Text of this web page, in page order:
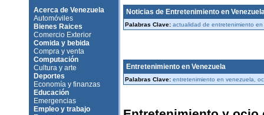
Acerca de Venezuela
Automóviles
Bienes Raices
Comercio Exterior
Comida y bebida
Compra y venta
Computación
Cultura y arte
Deportes
Economía y finanzas
Educación
Emergencias
Empleo y trabajo
Noticias de Entretenimiento en
Palabras Clave: actualidad de entretenimiento
Entretenimiento en Venezuela
Palabras Clave: entretenimiento en venezuela,